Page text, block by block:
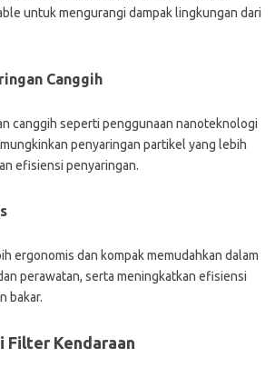
untuk mengurangi dampak lingkungan dari
Canggih
canggih seperti penggunaan nanoteknologi
penyaringan partikel yang lebih
efisiensi penyaringan.
ergonomis dan kompak memudahkan dalam
perawatan, serta meningkatkan efisiensi
bakar.
Filter Kendaraan